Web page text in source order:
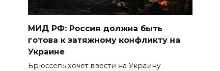
МИД РФ: Россия должна быть
готова к затяжному конфликту на
Украине
Брюссель хочет ввести на Украину